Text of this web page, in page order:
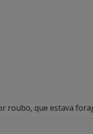
roubo, que estava